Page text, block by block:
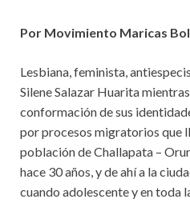
Por Movimiento Maricas
Lesbiana, feminista,
Silene Salazar Huarita
conformación de sus
por procesos migratorios que
población de Challapata –
hace 30 años, y de ahí a la
cuando adolescente y en toda